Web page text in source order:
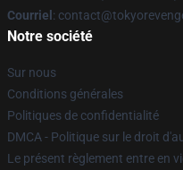
Courriel :
Notre société
Sur nous
Conditions générales
Politiques de confidentialité
DMCA - Politique sur le droit
Le présent règlement entre en